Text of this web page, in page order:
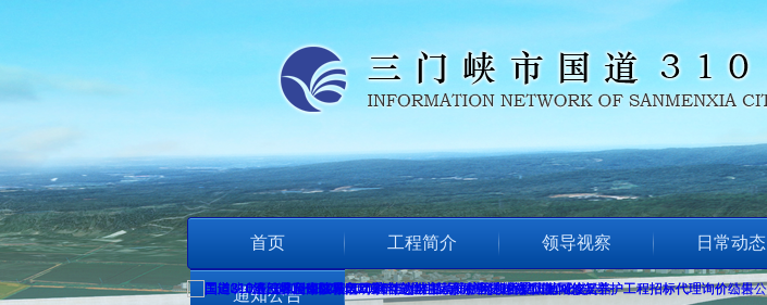
首页 工程简介 领导视察 日常动态
通知公告